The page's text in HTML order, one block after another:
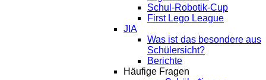
Schul-Robotik-Cup
First Lego League
JIA
Was ist das besondere aus
Schülersicht?
Berichte
Häufige Fragen